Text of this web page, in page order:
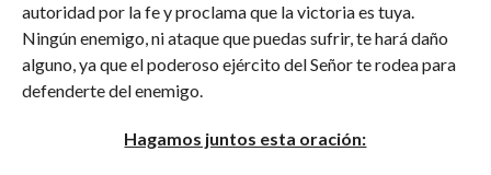
autoridad por la fe y proclama que la victoria es tuya.
Ningún enemigo, ni ataque que puedas sufrir, te hará daño
alguno, ya que el poderoso ejército del Señor te rodea para
defenderte del enemigo.
Hagamos juntos esta oración: